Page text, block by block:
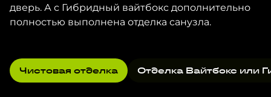
дверь. А с Гибридный вайтбокс дополнительно
полностью выполнена отделка санузла.
Чистовая отделка Отделка Вайтбокс или